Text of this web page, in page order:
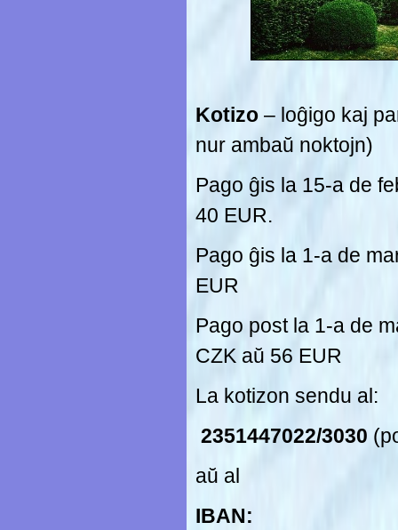
Kotizo – loĝigo kaj
nur ambaŭ noktojn)
Pago ĝis la 15-a de
40 EUR.
Pago ĝis la 1-a de
EUR
Pago post la 1-a de
CZK aŭ 56 EUR
La kotizon sendu al:
2351447022/3030
aŭ al
IBAN: